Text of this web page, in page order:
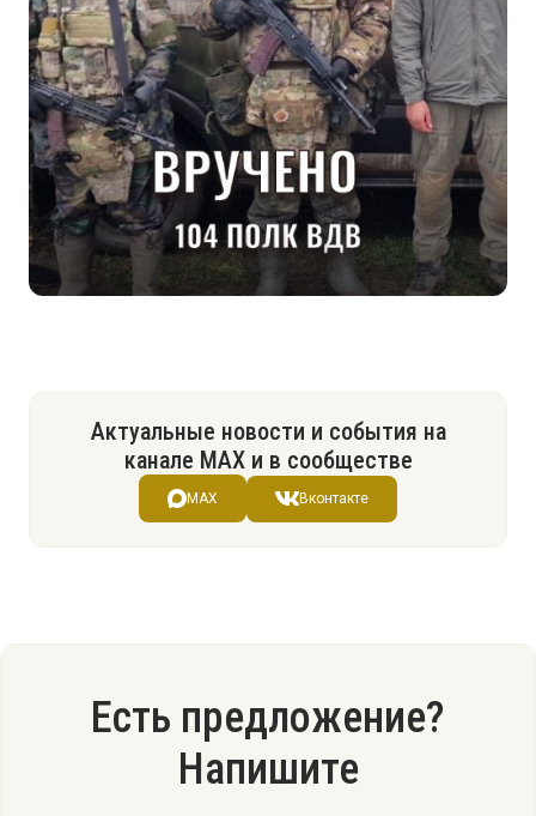
Актуальные новости и события на
канале МАХ и в сообществе
MAX Вконтакте
Есть предложение?
Напишите